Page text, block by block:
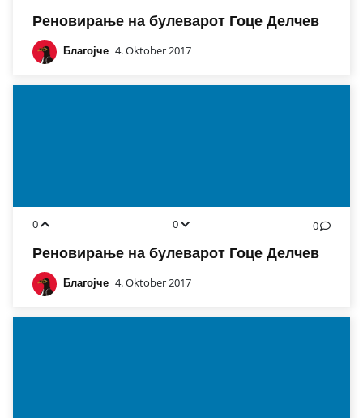
Реновирање на булеварот Гоце Делчев
Благојче 4. Oktober 2017
0 0 0
Реновирање на булеварот Гоце Делчев
Благојче 4. Oktober 2017